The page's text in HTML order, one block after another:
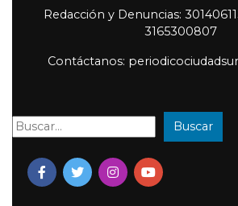
Redacción y Denuncias:
3165300807
Contáctanos:
Buscar: Buscar